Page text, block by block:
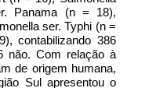
Panama (n = 18),
ser. Typhi (n =
contabilizando 386
não. Com relação à
de origem humana,
Sul apresentou o